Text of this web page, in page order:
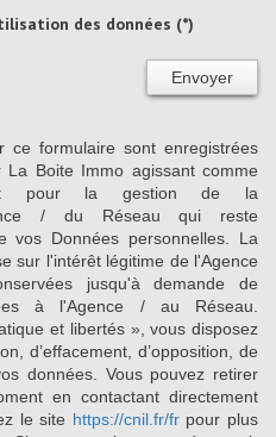
des données (*)
Envoyer
ce formulaire sont enregistrées
Boite Immo agissant comme
pour la gestion de la
/ du Réseau qui reste
vos Données personnelles. La
sur l'intérêt légitime de l'Agence
jusqu'à demande de
à l'Agence / au Réseau.
et libertés », vous disposez
d’effacement, d’opposition, de
données. Vous pouvez retirer
en contactant directement
le site https://cnil.fr/frpour plus